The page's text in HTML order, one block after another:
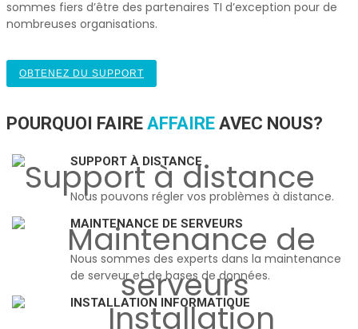
sommes fiers d’être des partenaires TI d’exception pour de
nombreuses organisations.
OBTENEZ DU SUPPORT
POURQUOI FAIRE AFFAIRE AVEC NOUS?
SUPPORT À DISTANCE
Nous pouvons régler vos problèmes à distance.
MAINTENANCE DE SERVEURS
Nous sommes des experts dans la maintenance
de serveur et de bases de données.
INSTALLATION INFORMATIQUE